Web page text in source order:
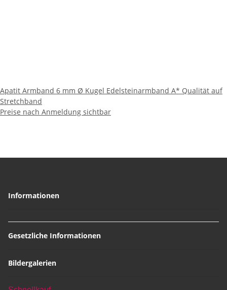
Apatit Armband 6 mm Ø Kugel Edelsteinarmband A* Qualität auf
Stretchband
Preise nach Anmeldung sichtbar
Informationen
Gesetzliche Informationen
Bildergalerien